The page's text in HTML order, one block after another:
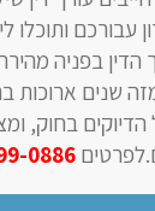
עבורכם ותוכלו
הדין בפניה
שנים ארוכות
בחוק,
0886